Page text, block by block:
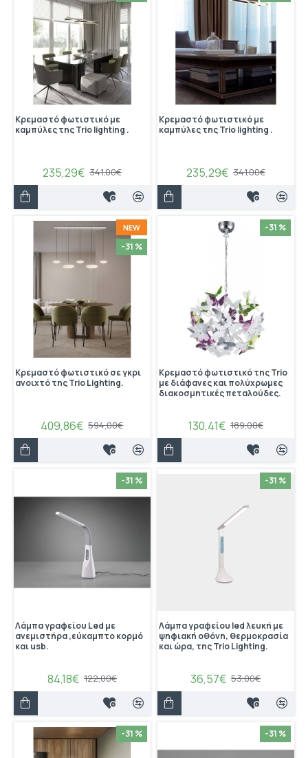
Κρεμαστό φωτιστικό με
καμπύλες της Trio lighting .
235,29€ 341,00€
Κρεμαστό φωτιστικό με
καμπύλες της Trio lighting .
235,29€ 341,00€
NEW
-31 %
Κρεμαστό φωτιστικό σε γκρι
ανοιχτό της Trio Lighting.
409,86€ 594,00€
-31 %
Κρεμαστό φωτιστικό της Trio
με διάφανες και πολύχρωμες
διακοσμητικές πεταλούδες.
130,41€ 189,00€
-31 %
Λάμπα γραφείου Led με
ανεμιστήρα ,εύκαμπτο κορμό
και usb.
84,18€ 122,00€
-31 %
Λάμπα γραφείου led λευκή με
ψηφιακή οθόνη, θερμοκρασία
και ώρα, της Trio Lighting.
36,57€ 53,00€
-31 % -31 %